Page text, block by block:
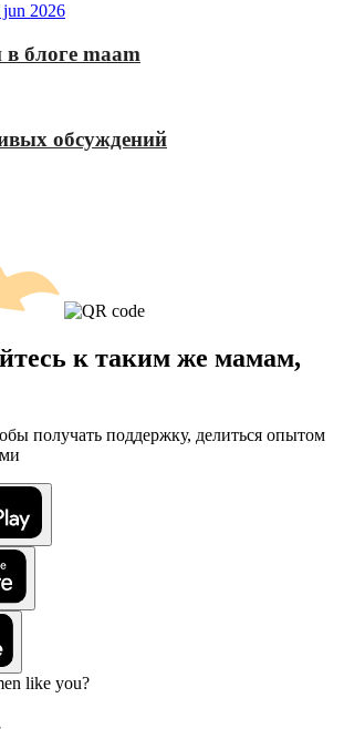
jun 2026
в блоге maam
обсуждений
к таким же мамам,
получать поддержку, делиться опытом